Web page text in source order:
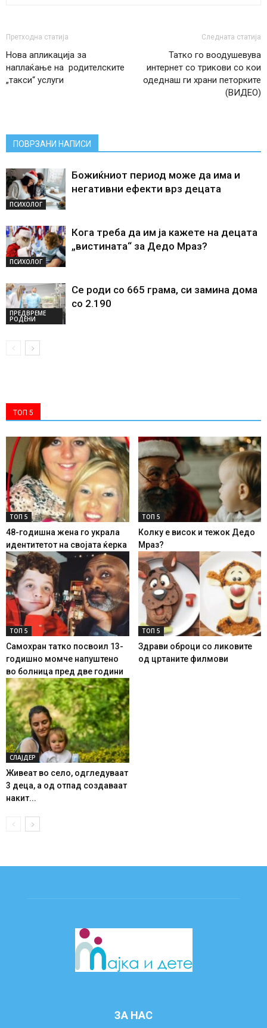
Претходна статија
Нова апликација за
наплаќање на родителските
„такси“ услуги
Следната статија
Татко го воодушевува
интернет со трикови со кои
одеднаш ги храни петорките
(ВИДЕО)
ПОВРЗАНИ НАПИСИ
ПСИХОЛОГ
Божиќниот период може да има и
негативни ефекти врз децата
ПСИХОЛОГ
Кога треба да им ја кажете на децата
„вистината“ за Дедо Мраз?
ПРЕДВРЕМЕ
РОДЕНИ
Се роди со 665 грама, си замина дома
со 2.190
ТОП 5
ТОП 5
48-годишна жена го украла
идентитетот на својата ќерка
ТОП 5
Колку е висок и тежок Дедо
Мраз?
ТОП 5
Самохран татко посвоил 13-
годишно момче напуштено
во болница пред две години
ТОП 5
Здрави оброци со ликовите
од цртаните филмови
СЛАЈДЕР
Живеат во село, одгледуваат
3 деца, а од отпад создаваат
накит...
ЗА НАС